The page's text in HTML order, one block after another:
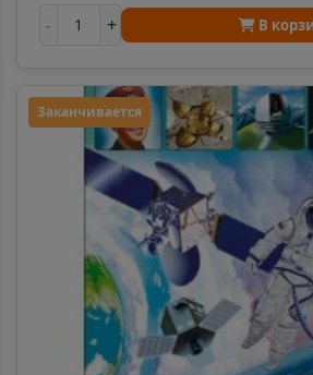
- + В
Заканчивается